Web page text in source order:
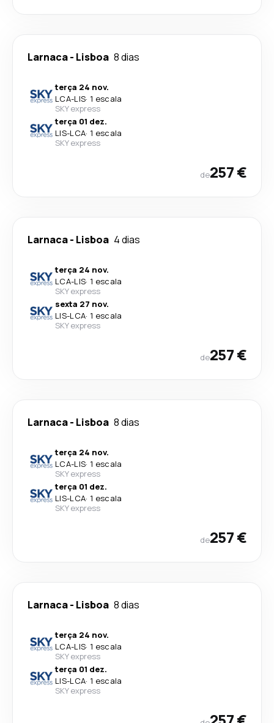
Larnaca- Lisboa 8 dias
terça 24 nov.
LCA-LIS· 1 escala
SKY express
terça 01 dez.
LIS-LCA· 1 escala
SKY express
de257 €
Larnaca- Lisboa 4 dias
terça 24 nov.
LCA-LIS· 1 escala
SKY express
sexta 27 nov.
LIS-LCA· 1 escala
SKY express
de257 €
Larnaca- Lisboa 8 dias
terça 24 nov.
LCA-LIS· 1 escala
SKY express
terça 01 dez.
LIS-LCA· 1 escala
SKY express
de257 €
Larnaca- Lisboa 8 dias
terça 24 nov.
LCA-LIS· 1 escala
SKY express
terça 01 dez.
LIS-LCA· 1 escala
SKY express